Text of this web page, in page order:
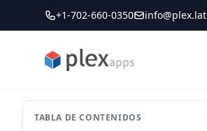
+1-702-660-0350 info@plex.lat
PLEXapps
TABLA DE CONTENIDOS